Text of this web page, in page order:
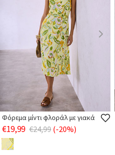
Φόρεμα μίντι φλοράλ με γιακά
€19,99 €24,99 (-20%)